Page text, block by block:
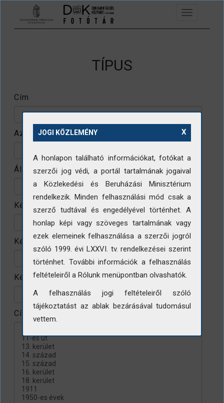
Ugrás a tartalomra
Toggle
navigation
TÍPUS
Cím
Azonosító
Állomány
Készítő
Készítés helye
Készítés évtizede
Címke
X
JOGI KÖZLEMÉNY
A honlapon található információkat, fotókat a
szerzői jog védi, a portál tartalmának jogaival
a Közlekedési és Beruházási Minisztérium
rendelkezik. Minden felhasználási mód csak a
szerző tudtával és engedélyével történhet. A
honlap képi vagy szöveges tartalmának vagy
ezek elemeinek felhasználása a szerzői jogról
szóló 1999. évi LXXVI. tv. rendelkezései szerint
történhet. További információk a felhasználás
feltételeiről a Rólunk menüpontban olvashatók.
A felhasználás jogi feltételeiről szóló
tájékoztatást az ablak bezárásával tudomásul
vettem.